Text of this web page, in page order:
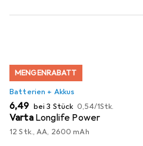
MENGENRABATT
Batterien + Akkus
EUR
6,49 bei 3 Stück EUR
0,54/1Stk.
Varta Longlife Power
12 Stk., AA, 2600 mAh